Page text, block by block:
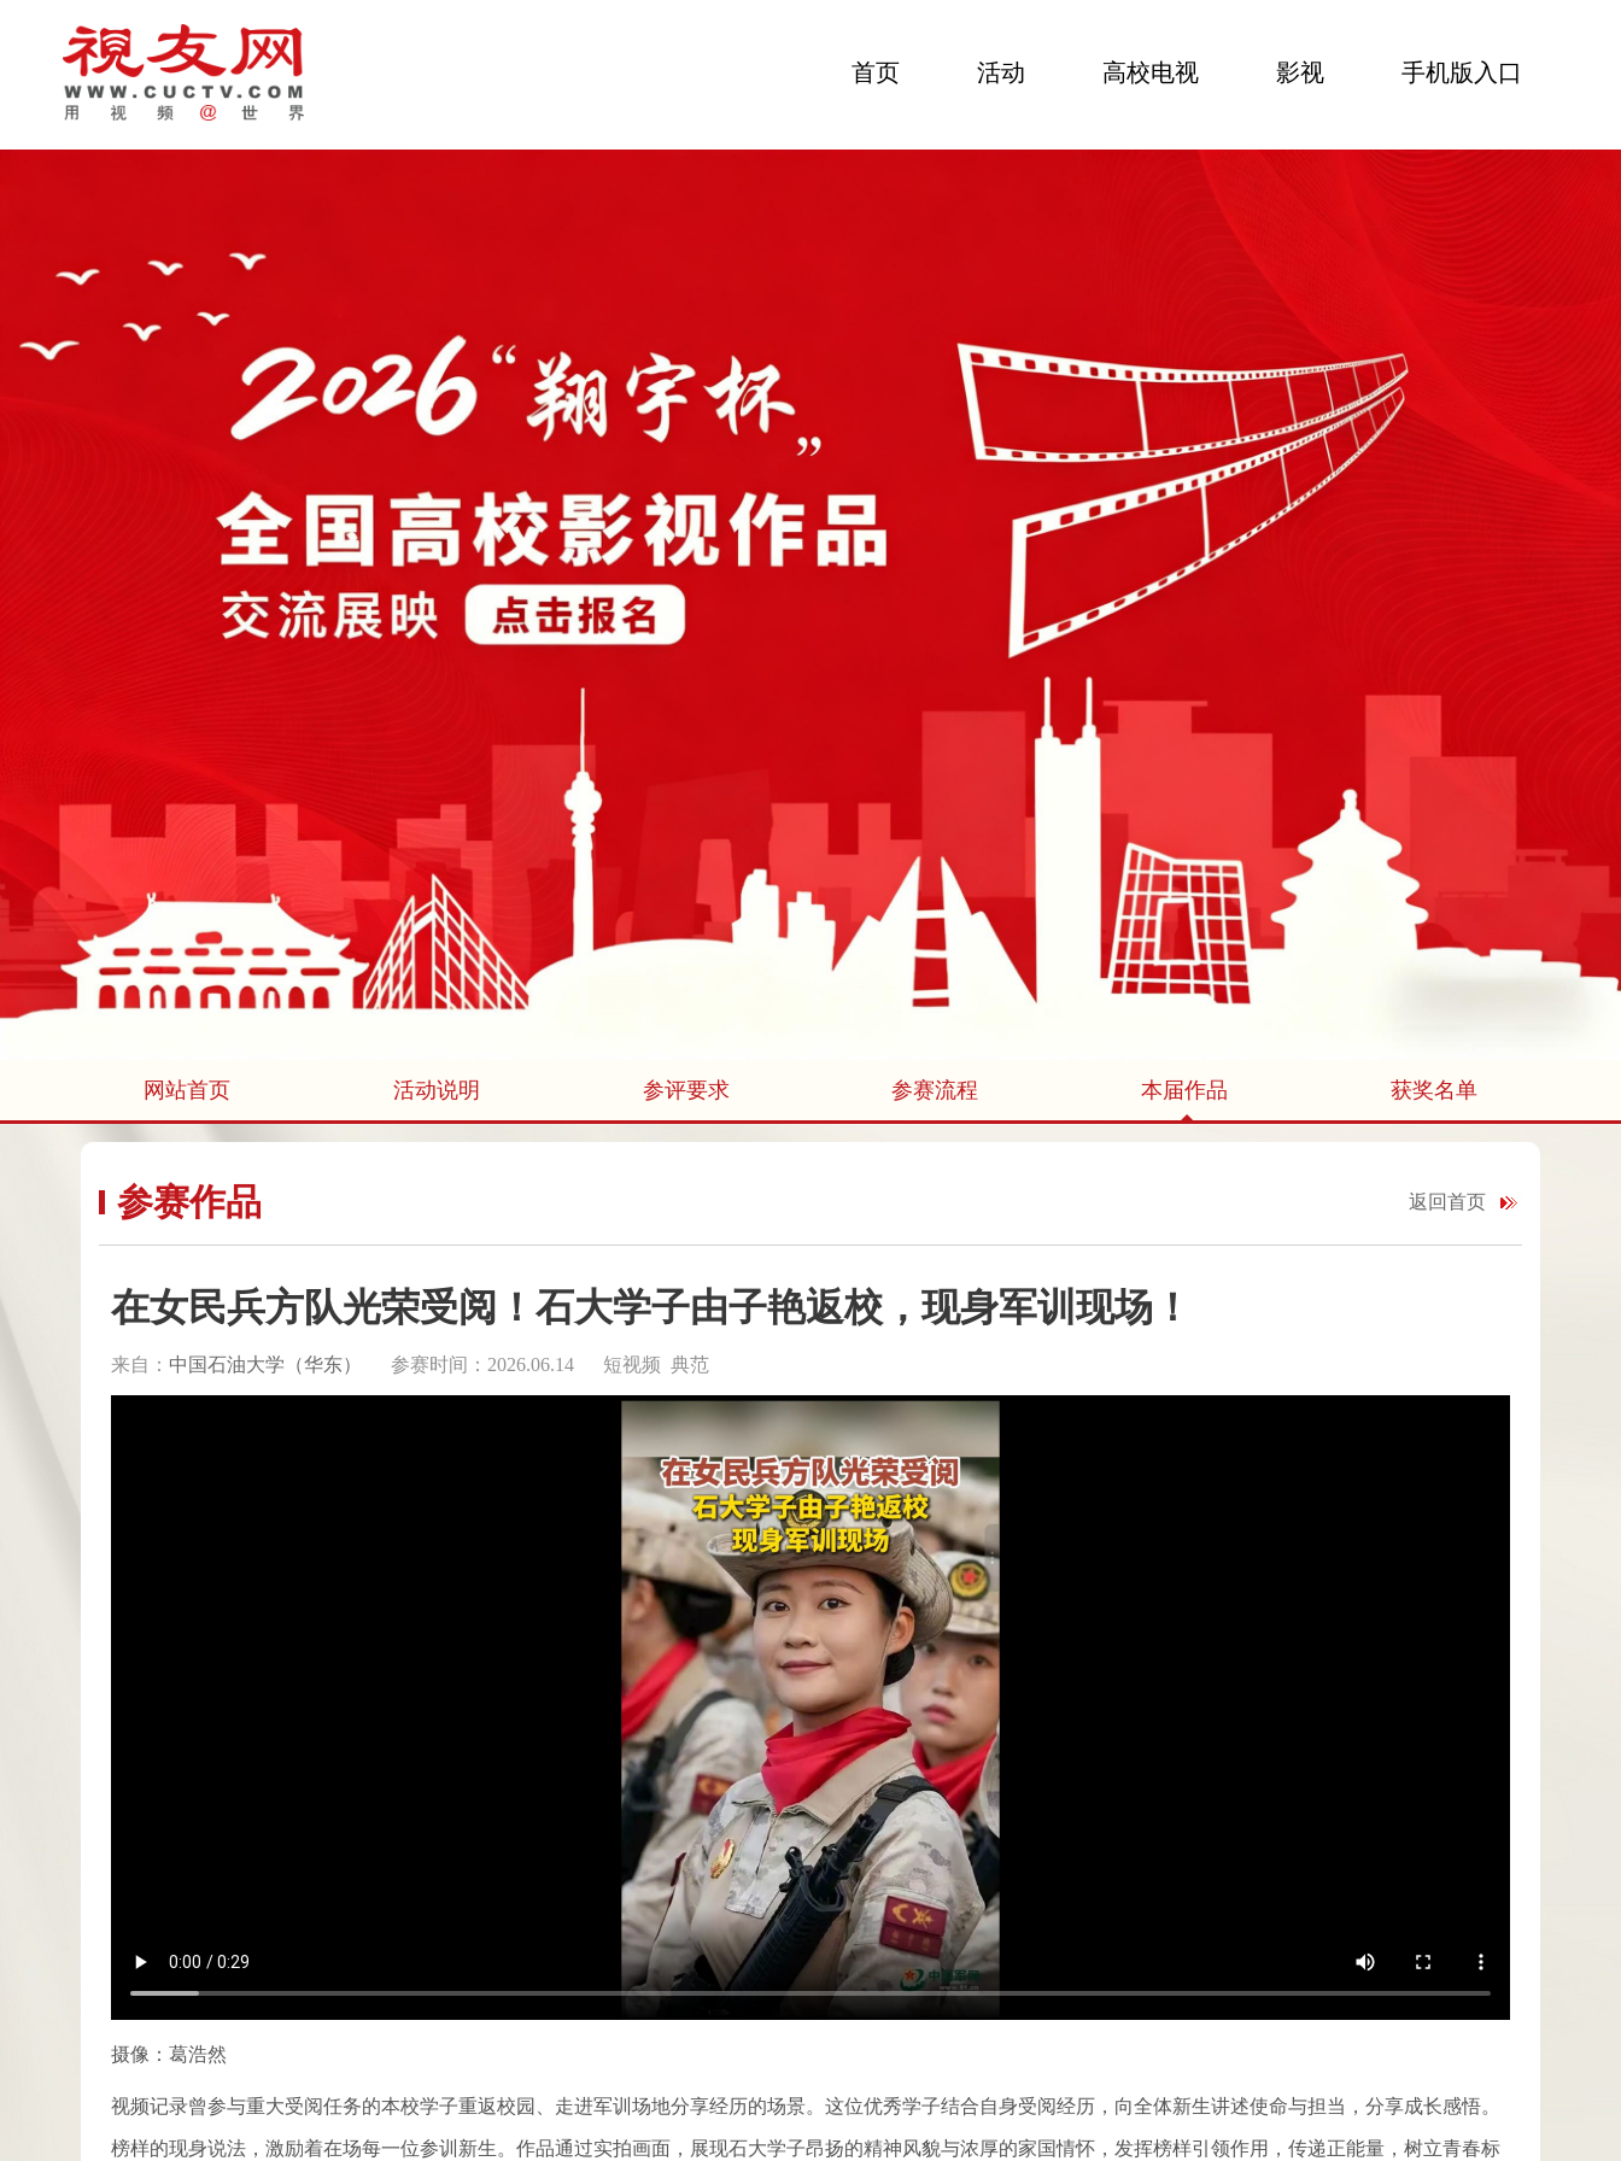
首页 活动 高校电视 影视 手机版入口
网站首页 活动说明 参评要求 参赛流程 本届作品 获奖名单
参赛作品 返回首页
在女民兵方队光荣受阅！石大学子由子艳返校，现身军训现场！
来自： 中国石油大学（华东） 参赛时间：2026.06.14 短视频 典范
摄像：葛浩然
视频记录曾参与重大受阅任务的本校学子重返校园、走进军训场地分享经历的场景。这位优秀学子结合自身受阅经历，向全体新生讲述使命与担当，分享成长感悟。
榜样的现身说法，激励着在场每一位参训新生。作品通过实拍画面，展现石大学子昂扬的精神风貌与浓厚的家国情怀，发挥榜样引领作用，传递正能量，树立青春标